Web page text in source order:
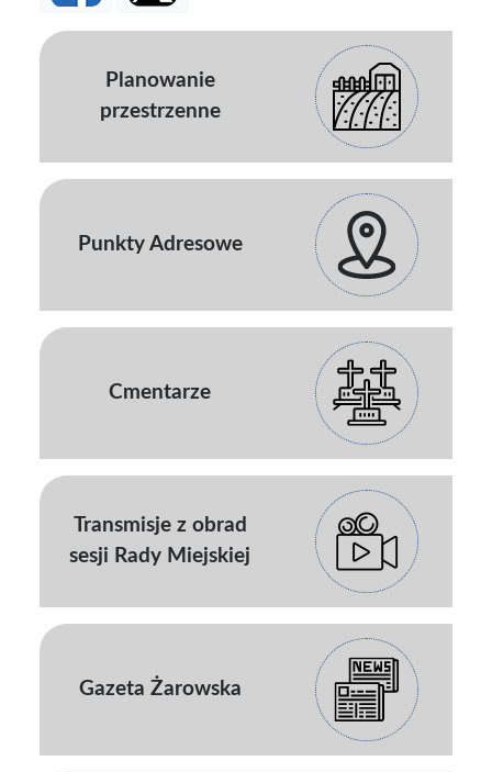
Planowanie
przestrzenne
Punkty Adresowe
Cmentarze
Transmisje z obrad
sesji Rady Miejskiej
Gazeta Żarowska